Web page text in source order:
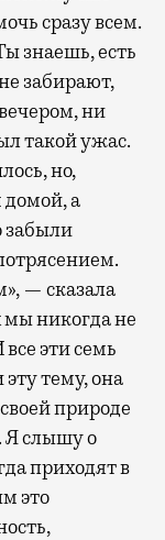
сразу всем.
знаешь, есть
забирают,
ни
такой ужас.
но,
домой, а
забыли
— сказала
мы никогда не
эти семь
тему, она
природе
Я слышу о
приходят в
это